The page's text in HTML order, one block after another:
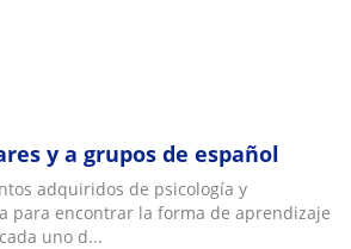
y a grupos de español
adquiridos de psicología y
para encontrar la forma de aprendizaje
uno d...